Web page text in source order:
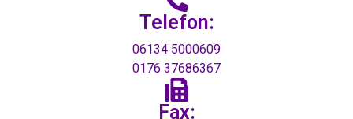
Telefon:
06134 5000609
0176 37686367
Fax: